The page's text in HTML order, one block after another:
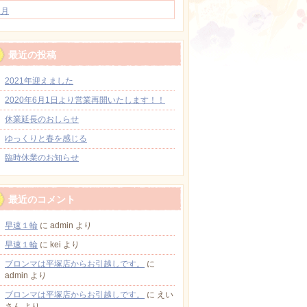
最近の投稿
2021年迎えました
2020年6月1日より営業再開いたします！！
休業延長のおしらせ
ゆっくりと春を感じる
臨時休業のお知らせ
最近のコメント
早速１輪 に admin より
早速１輪 に kei より
ブロンマは平塚店からお引越しです。
に
admin より
ブロンマは平塚店からお引越しです。
に えい